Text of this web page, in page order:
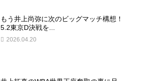
もう井上尚弥に次のビッグマッチ構想！
5.2東京D決戦を...
2026.04.20